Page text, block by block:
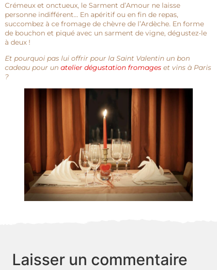
Crémeux et onctueux, le Sarment d’Amour ne laisse
personne indifférent… En apéritif ou en fin de repas,
succombez à ce fromage de chèvre de l’Ardèche. En forme
de bouchon et piqué avec un sarment de vigne, dégustez-le
à deux !
Et pourquoi pas lui offrir pour la Saint Valentin un bon
cadeau pour un atelier dégustation fromages et vins à Paris
?
Laisser un commentaire